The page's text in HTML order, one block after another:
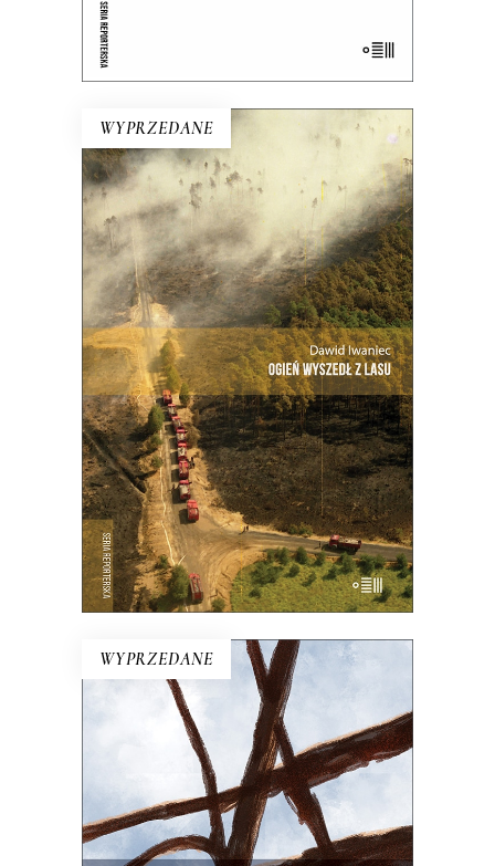
WYPRZEDANE
E-BOOK DO KOSZYKA
OGIEŃ WYSZEDŁ Z LASU
Ta reporterska rekonstrukcja niemal
minuta po minucie największego
pożaru lasu w Polsce.
42.00zł 21.00zł
WYPRZEDANE
NA KAŻDYM ROGU TA SAMA
TRUSKAWKA